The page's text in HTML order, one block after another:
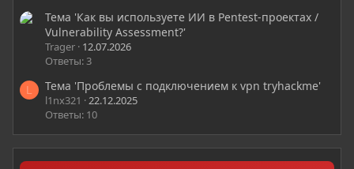
Тема 'Как вы используете ИИ в Pentest-проектах /
Vulnerability Assessment?'
Trager 12.07.2026
Ответы: 3
L Тема 'Проблемы с подключением к vpn tryhackme'
l1nx321
22.12.2025
Ответы: 10